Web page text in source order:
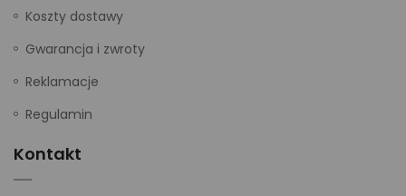
Koszty dostawy
Gwarancja i zwroty
Reklamacje
Regulamin
Kontakt